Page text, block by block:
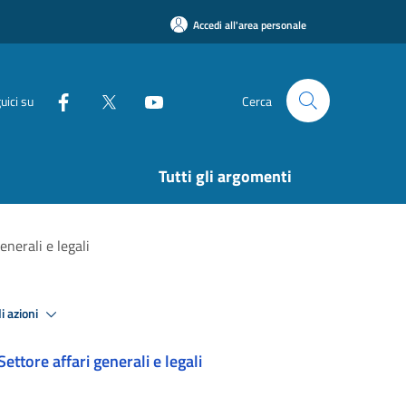
Accedi all'area personale
su Cerca
Tutti gli argomenti
e legali
azioni
affari generali e legali